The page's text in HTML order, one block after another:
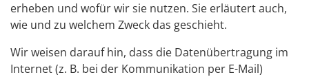
erheben und wofür wir sie nutzen. Sie erläutert auch,
wie und zu welchem Zweck das geschieht.
Wir weisen darauf hin, dass die Datenübertragung im
Internet (z. B. bei der Kommunikation per E-Mail)